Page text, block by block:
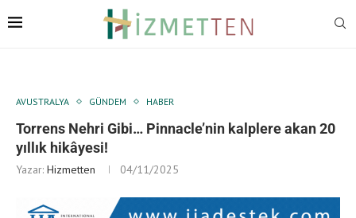
AVUSTRALYA GÜNDEM HABER
Torrens Nehri Gibi… Pinnacle’nin kalplere akan 20
yıllık hikâyesi!
Yazar: Hizmetten 04/11/2025